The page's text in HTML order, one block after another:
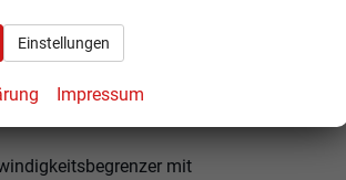
Begrüßungs- und
ebene Ladefläche, mit
mit
Einstellungen
Impressum